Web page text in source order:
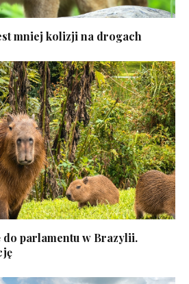
mniej kolizji na drogach
do parlamentu w Brazylii.